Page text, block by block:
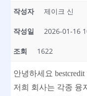
작성자 제이크 신
작성일 2026-01-16
조회 1622
안녕하세요
저희 회사는 각종 융